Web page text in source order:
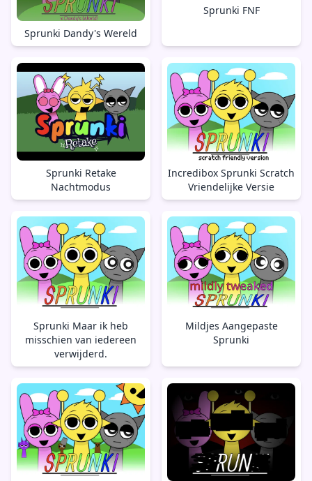
Sprunki Dandy's Wereld
Sprunki FNF
Sprunki Retake
Nachtmodus
Incredibox Sprunki Scratch
Vriendelijke Versie
Sprunki Maar ik heb
misschien van iedereen
verwijderd.
Mildjes Aangepaste
Sprunki